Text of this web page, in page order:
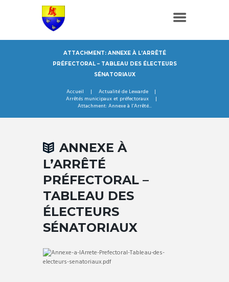
ATTACHMENT: ANNEXE À L’ARRÊTÉ
PRÉFECTORAL – TABLEAU DES ÉLECTEURS
SÉNATORIAUX
Accueil
Actualité de Lewarde
Arrêtés municipaux et préfectoraux
Attachment: Annexe à l’Arrêté...
ANNEXE À
L’ARRÊTÉ
PRÉFECTORAL –
TABLEAU DES
ÉLECTEURS
SÉNATORIAUX